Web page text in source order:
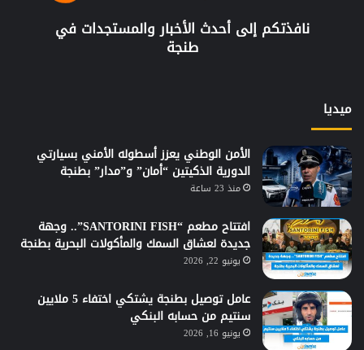
نافذتكم إلى أحدث الأخبار والمستجدات في
طنجة
ميديا
الأمن الوطني يعزز أسطوله الأمني بسيارتي
الدورية الذكيتين “أمان” و”مدار” بطنجة
منذ 23 ساعة
افتتاح مطعم “SANTORINI FISH”.. وجهة
جديدة لعشاق السمك والمأكولات البحرية بطنجة
يونيو 22, 2026
عامل توصيل بطنجة يشتكي اختفاء 5 ملايين
سنتيم من حسابه البنكي
يونيو 16, 2026